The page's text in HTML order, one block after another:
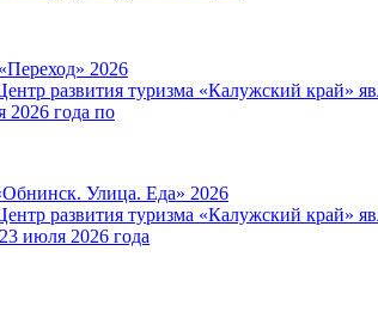
2026
развития туризма «Калужский край»
2026 года по
Улица. Еда» 2026
развития туризма «Калужский край»
июля 2026 года